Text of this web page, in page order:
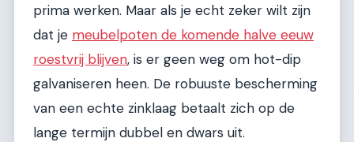
prima werken. Maar als je echt zeker wilt zijn
dat je meubelpoten de komende halve eeuw
roestvrij blijven, is er geen weg om hot-dip
galvaniseren heen. De robuuste bescherming
van een echte zinklaag betaalt zich op de
lange termijn dubbel en dwars uit.